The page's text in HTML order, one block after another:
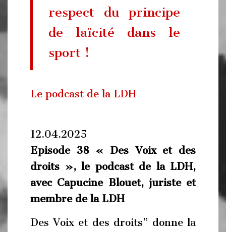
respect du principe
de laïcité dans le
sport !
Le podcast de la LDH
12.04.2025
Episode 38 « Des Voix et des
droits », le podcast de la LDH,
avec Capucine Blouet, juriste et
membre de la LDH
Des Voix et des droits” donne la